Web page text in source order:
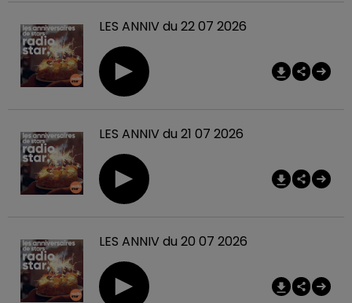
LES ANNIV du 22 07 2026
LES ANNIV du 21 07 2026
LES ANNIV du 20 07 2026